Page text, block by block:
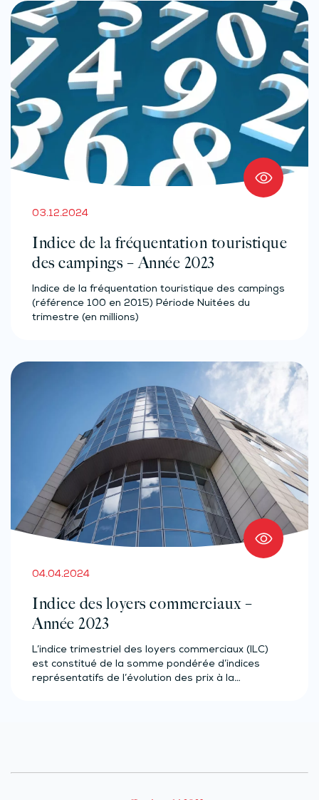
03.12.2024
Indice de la fréquentation touristique
des campings – Année 2023
Indice de la fréquentation touristique des campings
(référence 100 en 2015) Période Nuitées du
trimestre (en millions)
04.04.2024
Indice des loyers commerciaux –
Année 2023
L’indice trimestriel des loyers commerciaux (ILC)
est constitué de la somme pondérée d’indices
représentatifs de l’évolution des prix à la…